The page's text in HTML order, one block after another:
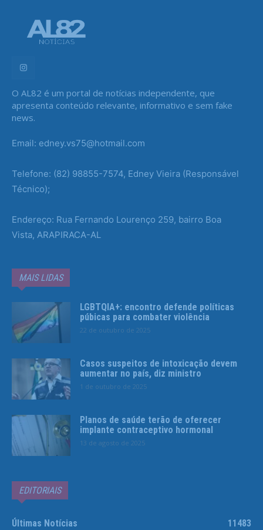
O AL82 é um portal de notícias independente, que
apresenta conteúdo relevante, informativo e sem fake
news.
Email: edney.vs75@hotmail.com
Telefone: (82) 98855-7574, Edney Vieira (Responsável
Técnico);
Endereço: Rua Fernando Lourenço 259, bairro Boa
Vista, ARAPIRACA-AL
MAIS LIDAS
LGBTQIA+: encontro defende políticas
púbicas para combater violência
22 de outubro de 2025
Casos suspeitos de intoxicação devem
aumentar no país, diz ministro
1 de outubro de 2025
Planos de saúde terão de oferecer
implante contraceptivo hormonal
13 de agosto de 2025
EDITORIAIS
Últimas Notícias 11483